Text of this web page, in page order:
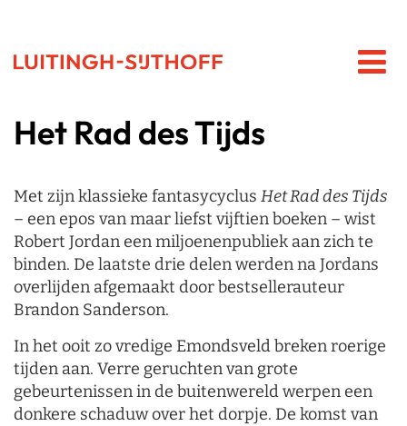
Het Rad des Tijds
Met zijn klassieke fantasycyclus Het Rad des Tijds
– een epos van maar liefst vijftien boeken – wist
Robert Jordan een miljoenenpubliek aan zich te
binden. De laatste drie delen werden na Jordans
overlijden afgemaakt door bestsellerauteur
Brandon Sanderson.
In het ooit zo vredige Emondsveld breken roerige
tijden aan. Verre geruchten van grote
gebeurtenissen in de buitenwereld werpen een
donkere schaduw over het dorpje. De komst van